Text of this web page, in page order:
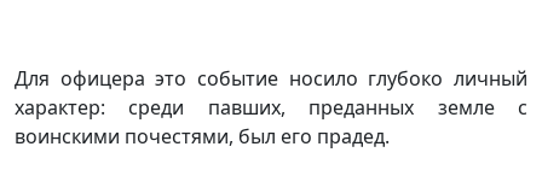
Для офицера это событие носило глубоко личный
характер: среди павших, преданных земле с
воинскими почестями, был его прадед.